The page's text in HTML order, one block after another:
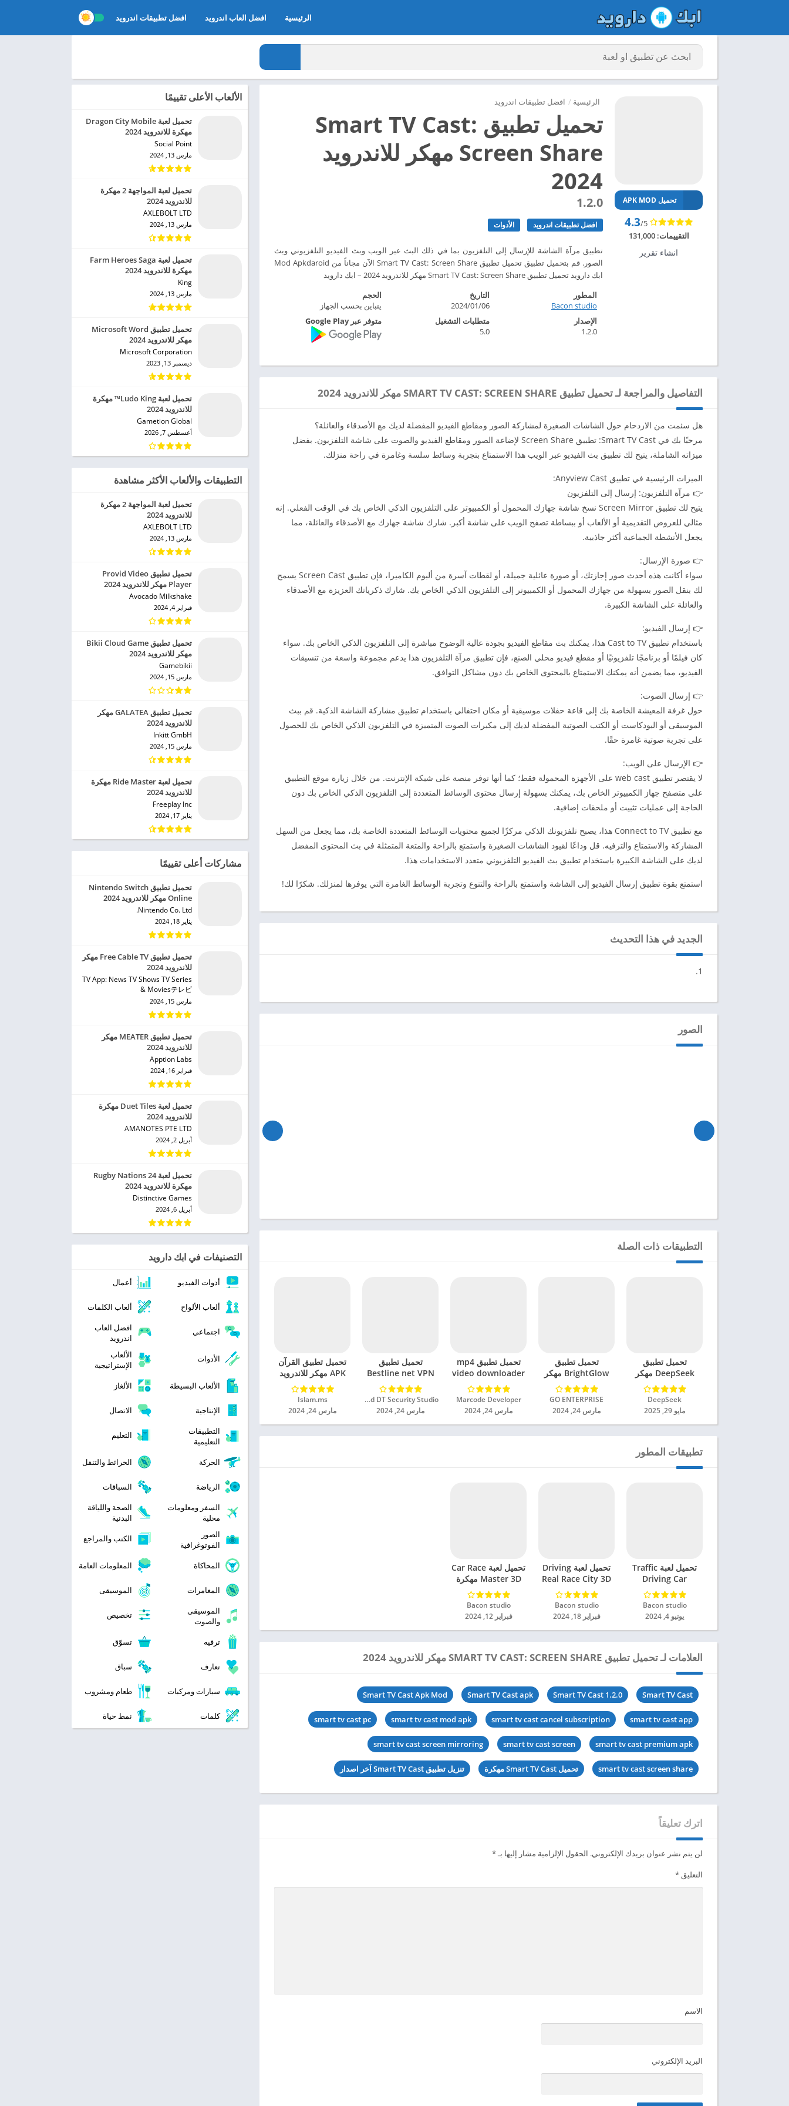
الرئيسية افضل العاب اندرويد افضل تطبيقات اندرويد
الرئيسية / افضل تطبيقات اندرويد
تحميل تطبيق Smart TV Cast:
Screen Share مهكر للاندرويد
2024
1.2.0
افضل تطبيقات اندرويد الأدوات
تطبيق مرآة الشاشة للإرسال إلى التلفزيون بما في ذلك البث عبر الويب وبث الفيديو التلفزيوني وبث
الصور. قم بتحميل تطبيق تحميل تطبيق Smart TV Cast: Screen Share الآن مجاناً من Mod Apkdaroid
ابك دارويد تحميل تطبيق Smart TV Cast: Screen Share مهكر للاندرويد 2024 – ابك دارويد
تحميل APK MOD
4.3/5
التقييمات:131,000
انشاء تقرير
المطور
Bacon studio‏
التاريخ
2024/01/06
الحجم
يتباين بحسب الجهاز
الإصدار
1.2.0
متطلبات التشغيل
5.0
متوفر عبر Google Play
التفاصيل والمراجعة لـ تحميل تطبيق SMART TV CAST: SCREEN SHARE مهكر للاندرويد 2024
هل سئمت من الازدحام حول الشاشات الصغيرة لمشاركة الصور ومقاطع الفيديو المفضلة لديك مع الأصدقاء والعائلة؟
مرحبًا بك في Smart TV Cast: تطبيق Screen Share لإضاعة الصور ومقاطع الفيديو والصوت على شاشة التلفزيون. بفضل
ميزاته الشاملة، يتيح لك تطبيق بث الفيديو عبر الويب هذا الاستمتاع بتجربة وسائط سلسة وغامرة في راحة منزلك.
الميزات الرئيسية في تطبيق Anyview Cast:
👉 مرآة التلفزيون: إرسال إلى التلفزيون
يتيح لك تطبيق Screen Mirror نسخ شاشة جهازك المحمول أو الكمبيوتر على التلفزيون الذكي الخاص بك في الوقت الفعلي. إنه
مثالي للعروض التقديمية أو الألعاب أو ببساطة تصفح الويب على شاشة أكبر. شارك شاشة جهازك مع الأصدقاء والعائلة، مما
يجعل الأنشطة الجماعية أكثر جاذبية.
👉 صورة الإرسال:
سواء أكانت هذه أحدث صور إجازتك، أو صورة عائلية جميلة، أو لقطات آسرة من ألبوم الكاميرا، فإن تطبيق Screen Cast يسمح
لك بنقل الصور بسهولة من جهازك المحمول أو الكمبيوتر إلى التلفزيون الذكي الخاص بك. شارك ذكرياتك العزيزة مع الأصدقاء
والعائلة على الشاشة الكبيرة.
👉 إرسال الفيديو:
باستخدام تطبيق Cast to TV هذا، يمكنك بث مقاطع الفيديو بجودة عالية الوضوح مباشرة إلى التلفزيون الذكي الخاص بك. سواء
كان فيلمًا أو برنامجًا تلفزيونيًا أو مقطع فيديو محلي الصنع، فإن تطبيق مرآة التلفزيون هذا يدعم مجموعة واسعة من تنسيقات
الفيديو، مما يضمن أنه يمكنك الاستمتاع بالمحتوى الخاص بك دون مشاكل التوافق.
👉 إرسال الصوت:
حول غرفة المعيشة الخاصة بك إلى قاعة حفلات موسيقية أو مكان احتفالي باستخدام تطبيق مشاركة الشاشة الذكية. قم ببث
الموسيقى أو البودكاست أو الكتب الصوتية المفضلة لديك إلى مكبرات الصوت المتميزة في التلفزيون الذكي الخاص بك للحصول
على تجربة صوتية غامرة حقًا.
👉 الإرسال على الويب:
لا يقتصر تطبيق web cast على الأجهزة المحمولة فقط؛ كما أنها توفر منصة على شبكة الإنترنت. من خلال زيارة موقع التطبيق
على متصفح جهاز الكمبيوتر الخاص بك، يمكنك بسهولة إرسال محتوى الوسائط المتعددة إلى التلفزيون الذكي الخاص بك دون
الحاجة إلى عمليات تثبيت أو ملحقات إضافية.
مع تطبيق Connect to TV هذا، يصبح تلفزيونك الذكي مركزًا لجميع محتويات الوسائط المتعددة الخاصة بك، مما يجعل من السهل
المشاركة والاستمتاع والترفيه. قل وداعًا لقيود الشاشات الصغيرة واستمتع بالراحة والمتعة المتمثلة في بث المحتوى المفضل
لديك على الشاشة الكبيرة باستخدام تطبيق بث الفيديو التلفزيوني متعدد الاستخدامات هذا.
استمتع بقوة تطبيق إرسال الفيديو إلى الشاشة واستمتع بالراحة والتنوع وتجربة الوسائط الغامرة التي يوفرها لمنزلك. شكرًا لك!
الجديد في هذا التحديث
الصور
التطبيقات ذات الصلة
تحميل تطبيق
DeepSeek مهكر
للاندرويد 2025
DeepSeek‏
مايو 29, 2025
تحميل تطبيق
BrightGlow مهكر
للاندرويد 2024
GO ENTERPRISE‏
مارس 24, 2024
تحميل تطبيق mp4
video downloader
مهكر للاندرويد 2024
Marcode Developer‏
مارس 24, 2024
تحميل تطبيق
Bestline net VPN
مهكر للاندرويد 2024
Unlimited DT Security Studio‏
مارس 24, 2024
تحميل تطبيق القرآن
APK مهكر للاندرويد
2024
Islam.ms‏
مارس 24, 2024
تطبيقات المطور
تحميل لعبة Traffic
Driving Car
Simulator مهكرة
للاندرويد 2024
Bacon studio‏
يونيو 4, 2024
تحميل لعبة Driving
Real Race City 3D
مهكرة للاندرويد 2024
Bacon studio‏
فبراير 18, 2024
تحميل لعبة Car Race
Master 3D مهكرة
للاندرويد 2024
Bacon studio‏
فبراير 12, 2024
العلامات لـ تحميل تطبيق SMART TV CAST: SCREEN SHARE مهكر للاندرويد 2024
Smart TV Cast
Smart TV Cast 1.2.0
Smart TV Cast apk
Smart TV Cast Apk Mod
smart tv cast app
smart tv cast cancel subscription
smart tv cast mod apk
smart tv cast pc
smart tv cast premium apk
smart tv cast screen
smart tv cast screen mirroring
smart tv cast screen share تحميل Smart TV Cast مهكرة تنزيل تطبيق Smart TV Cast آخر اصدار
اترك تعليقاً
لن يتم نشر عنوان بريدك الإلكتروني. الحقول الإلزامية مشار إليها بـ*
التعليق*
الاسم
البريد الإلكتروني
الألعاب الأعلى تقييمًا
تحميل لعبة Dragon City Mobile
مهكرة للاندرويد 2024
Social Point‏
مارس 13, 2024
تحميل لعبة المواجهة 2 مهكرة
للاندرويد 2024
AXLEBOLT LTD‏
مارس 13, 2024
تحميل لعبة Farm Heroes Saga
مهكرة للاندرويد 2024
King‏
مارس 13, 2024
تحميل تطبيق Microsoft Word
مهكر للاندرويد 2024
Microsoft Corporation‏
ديسمبر 13, 2023
تحميل لعبة Ludo King™ مهكرة
للاندرويد 2024
Gametion Global‏
أغسطس 7, 2026
التطبيقات والألعاب الأكثر مشاهدة
تحميل لعبة المواجهة 2 مهكرة
للاندرويد 2024
AXLEBOLT LTD‏
مارس 13, 2024
تحميل تطبيق Provid Video
Player مهكر للاندرويد 2024
Avocado Milkshake‏
فبراير 4, 2024
تحميل تطبيق Bikii Cloud Game
مهكر للاندرويد 2024
Gamebikii‏
مارس 15, 2024
تحميل تطبيق GALATEA مهكر
للاندرويد 2024
Inkitt GmbH‏
مارس 15, 2024
تحميل لعبة Ride Master مهكرة
للاندرويد 2024
Freeplay Inc‏
يناير 17, 2024
مشاركات أعلى تقييمًا
تحميل تطبيق Nintendo Switch
Online مهكر للاندرويد 2024
Nintendo Co. Ltd.‏
يناير 18, 2024
تحميل تطبيق Free Cable TV مهكر
للاندرويد 2024
TV App: News TV Shows TV Series
& Moviesテレビ‏
مارس 15, 2024
تحميل تطبيق MEATER مهكر
للاندرويد 2024
Apption Labs‏
فبراير 16, 2024
تحميل لعبة Duet Tiles مهكرة
للاندرويد 2024
AMANOTES PTE LTD‏
أبريل 2, 2024
تحميل لعبة Rugby Nations 24
مهكرة للاندرويد 2024
Distinctive Games‏
أبريل 6, 2024
التصنيفات في ابك دارويد
أدوات الفيديو أعمال
ألعاب الألواح ألعاب الكلمات
اجتماعي
افضل العاب
اندرويد
الأدوات
الألعاب
الإستراتيجية
الألعاب البسيطة
الألغاز
الإنتاجية
الاتصال
التطبيقات
التعليمية
التعليم
الحركة الخرائط والتنقل
الرياضة
السباقات
السفر ومعلومات
محلية
الصحة واللياقة
البدنية
الصور
الفوتوغرافية
الكتب والمراجع
المحاكاة المعلومات العامة
المغامرات
الموسيقى
الموسيقى
والصوت
تخصيص
ترفيه تسوّق
تعارف سباق
سيارات ومركبات طعام ومشروب
كلمات نمط حياة